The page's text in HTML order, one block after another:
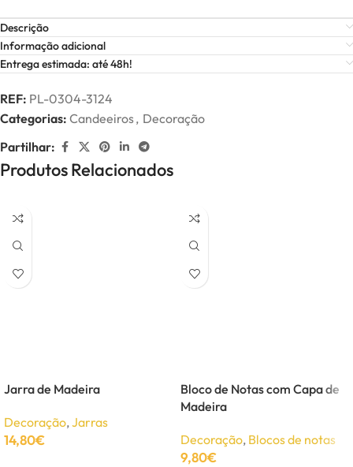
Descrição
Informação adicional
Entrega estimada: até 48h!
REF: PL-0304-3124
Categorias: Candeeiros, Decoração
Partilhar:
Produtos Relacionados
Jarra de Madeira
Decoração,Jarras
14,80€
Bloco de Notas com Capa de
Madeira
Decoração, Blocos de notas
9,80€